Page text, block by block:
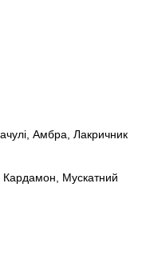
Амбра, Лакричник
Мускатний